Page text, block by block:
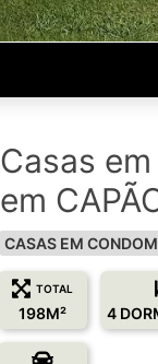
Casas
em
CASAS EM
TOTAL
198M² 4